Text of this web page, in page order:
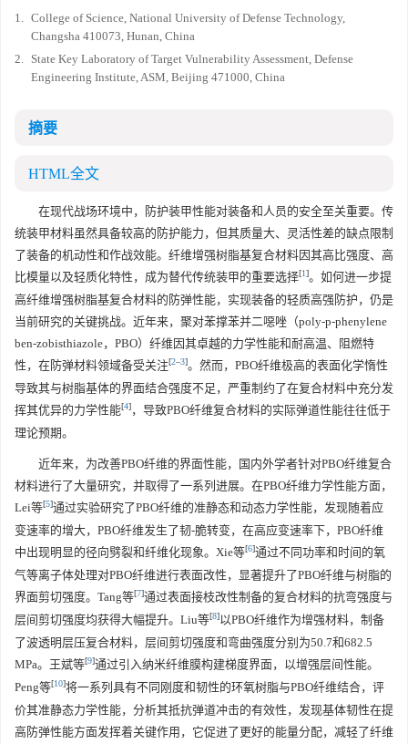
1. College of Science, National University of Defense Technology,
Changsha 410073, Hunan, China
2. State Key Laboratory of Target Vulnerability Assessment, Defense
Engineering Institute, ASM, Beijing 471000, China
摘要
HTML全文
在现代战场环境中，防护装甲性能对装备和人员的安全至关重要。传
统装甲材料虽然具备较高的防护能力，但其质量大、灵活性差的缺点限制
了装备的机动性和作战效能。纤维增强树脂基复合材料因其高比强度、高
比模量以及轻质化特性，成为替代传统装甲的重要选择[1]。如何进一步提
高纤维增强树脂基复合材料的防弹性能，实现装备的轻质高强防护，仍是
当前研究的关键挑战。近年来，聚对苯撑苯并二噁唑（poly-p-phenylene
ben-zobisthiazole，PBO）纤维因其卓越的力学性能和耐高温、阻燃特
性，在防弹材料领域备受关注[2–3]。然而，PBO纤维极高的表面化学惰性
导致其与树脂基体的界面结合强度不足，严重制约了在复合材料中充分发
挥其优异的力学性能[4]，导致PBO纤维复合材料的实际弹道性能往往低于
理论预期。
近年来，为改善PBO纤维的界面性能，国内外学者针对PBO纤维复合
材料进行了大量研究，并取得了一系列进展。在PBO纤维力学性能方面，
Lei等[5]通过实验研究了PBO纤维的准静态和动态力学性能，发现随着应
变速率的增大，PBO纤维发生了韧-脆转变，在高应变速率下，PBO纤维
中出现明显的径向劈裂和纤维化现象。Xie等[6]通过不同功率和时间的氧
气等离子体处理对PBO纤维进行表面改性，显著提升了PBO纤维与树脂的
界面剪切强度。Tang等[7]通过表面接枝改性制备的复合材料的抗弯强度与
层间剪切强度均获得大幅提升。Liu等[8]以PBO纤维作为增强材料，制备
了波透明层压复合材料，层间剪切强度和弯曲强度分别为50.7和682.5
MPa。王斌等[9]通过引入纳米纤维膜构建梯度界面，以增强层间性能。
Peng等[10]将一系列具有不同刚度和韧性的环氧树脂与PBO纤维结合，评
价其准静态力学性能，分析其抵抗弹道冲击的有效性，发现基体韧性在提
高防弹性能方面发挥着关键作用，它促进了更好的能量分配，减轻了纤维